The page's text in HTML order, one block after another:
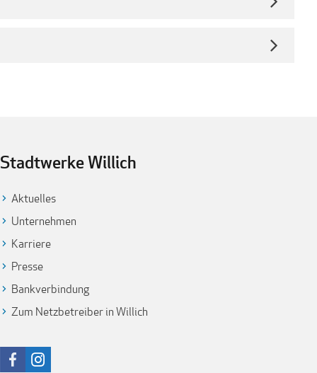
Stadtwerke Willich
Aktuelles
Unternehmen
Karriere
Presse
Bankverbindung
Zum Netzbetreiber in Willich